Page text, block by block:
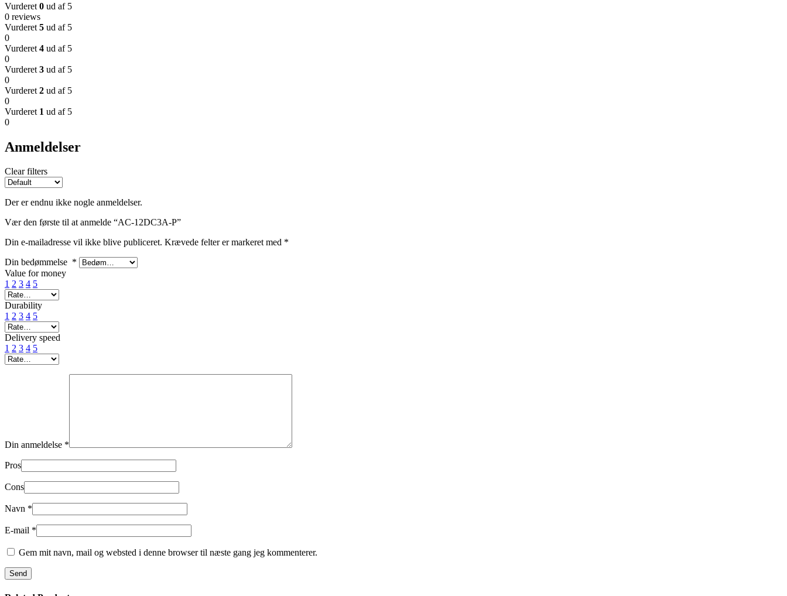
Vurderet 0 ud af 5
0 reviews
Vurderet 5 ud af 5
0
Vurderet 4 ud af 5
0
Vurderet 3 ud af 5
0
Vurderet 2 ud af 5
0
Vurderet 1 ud af 5
0
Anmeldelser
Clear filters
Der er endnu ikke nogle anmeldelser.
Vær den første til at anmelde “AC-12DC3A-P”
Din e-mailadresse vil ikke blive publiceret. Krævede felter er markeret med *
Din bedømmelse *
Value for money
1 2 3 4 5
Durability
1 2 3 4 5
Delivery speed
1 2 3 4 5
Din anmeldelse *
Pros
Cons
Navn *
E-mail *
Gem mit navn, mail og websted i denne browser til næste gang jeg kommenterer.